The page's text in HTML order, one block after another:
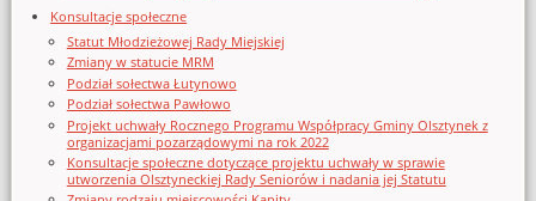
Konsultacje społeczne
Statut Młodzieżowej Rady Miejskiej
Zmiany w statucie MRM
Podział sołectwa Łutynowo
Podział sołectwa Pawłowo
Projekt uchwały Rocznego Programu Współpracy Gminy Olsztynek z
organizacjami pozarządowymi na rok 2022
Konsultacje społeczne dotyczące projektu uchwały w sprawie
utworzenia Olsztyneckiej Rady Seniorów i nadania jej Statutu